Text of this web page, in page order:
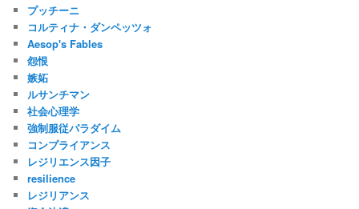
プッチーニ
コルティナ・ダンペッツォ
Aesop's Fables
怨恨
嫉妬
ルサンチマン
社会心理学
強制服従パラダイム
コンプライアンス
レジリエンス因子
resilience
レジリアンス